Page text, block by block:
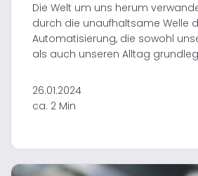
Die Welt um uns herum
durch die unaufhaltsame Welle
Automatisierung, die sowohl
als auch unseren Alltag
26.01.2024
ca. 2 Min